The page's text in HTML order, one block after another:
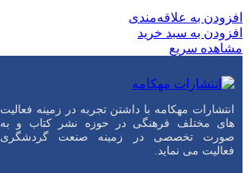
افزودن به علاقه‌مندی
افزودن به سبد خرید
مشاهده سریع
انتشارات مهکامه با داشتن تجربه در زمینه فعالیت
های مختلف فرهنگی در حوزه نشر کتاب و به
صورت تخصصی در زمینه صنعت گردشگری
فعالیت می نماید.